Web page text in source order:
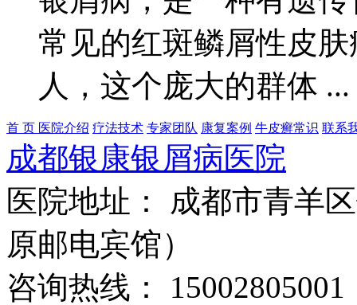
常见的红斑鳞屑性皮
人，这个庞大的群体 ...
首 页 医院介绍 疗法技术 专家团队 康复案例 牛皮癣常识 联系
成都银康银屑病医院
医院地址： 成都市青羊
原邮电宾馆）
咨询热线： 15002805001